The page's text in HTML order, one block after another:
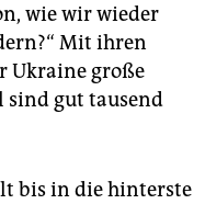
wie wir wieder
Mit ihren
Ukraine große
sind gut tausend
bis in die hinterste